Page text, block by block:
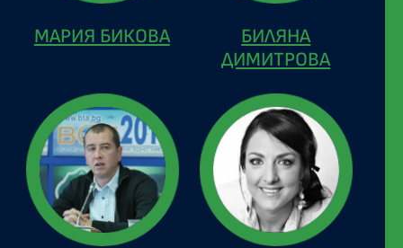
МАРИЯ БИКОВА
БИЛЯНА
ДИМИТРОВА